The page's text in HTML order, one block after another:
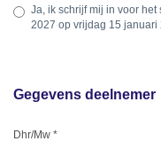
Ja, ik schrijf mij in voor het
2027 op vrijdag 15 januari
Gegevens deelnemer
Dhr/Mw *